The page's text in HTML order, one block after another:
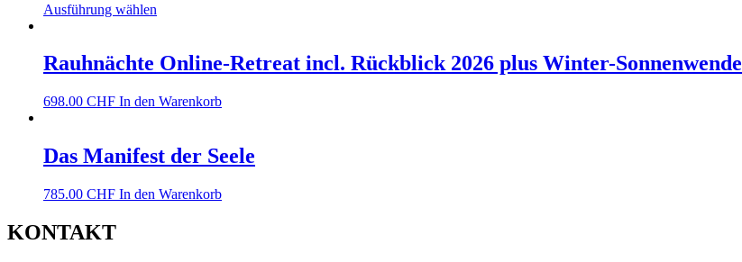
Ausführung wählen
Rauhnächte Online-Retreat incl. Rückblick 2026 plus Winter-Sonnenwende
698.00 CHF In den Warenkorb
Das Manifest der Seele
785.00 CHF In den Warenkorb
KONTAKT